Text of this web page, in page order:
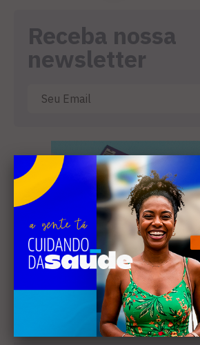
Receba nossa
newsletter